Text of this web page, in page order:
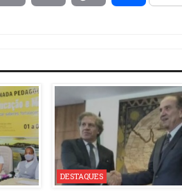
DESTAQUES